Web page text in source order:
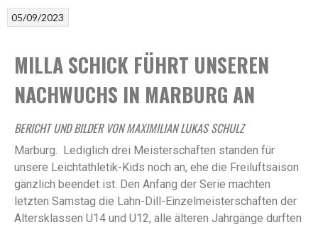
05/09/2023
MILLA SCHICK FÜHRT UNSEREN
NACHWUCHS IN MARBURG AN
BERICHT UND BILDER VON MAXIMILIAN LUKAS SCHULZ
Marburg. Lediglich drei Meisterschaften standen für
unsere Leichtathletik-Kids noch an, ehe die Freiluftsaison
gänzlich beendet ist. Den Anfang der Serie machten
letzten Samstag die Lahn-Dill-Einzelmeisterschaften der
Altersklassen U14 und U12, alle älteren Jahrgänge durften